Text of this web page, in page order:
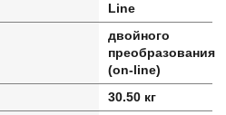
Line
двойного
преобразования
(on-line)
30.50 кг